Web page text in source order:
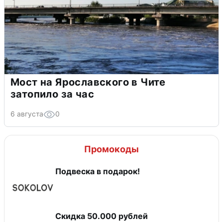
Мост на Ярославского в Чите
затопило за час
6 августа 0
Промокоды
Подвеска в подарок!
Скидка 50.000 рублей